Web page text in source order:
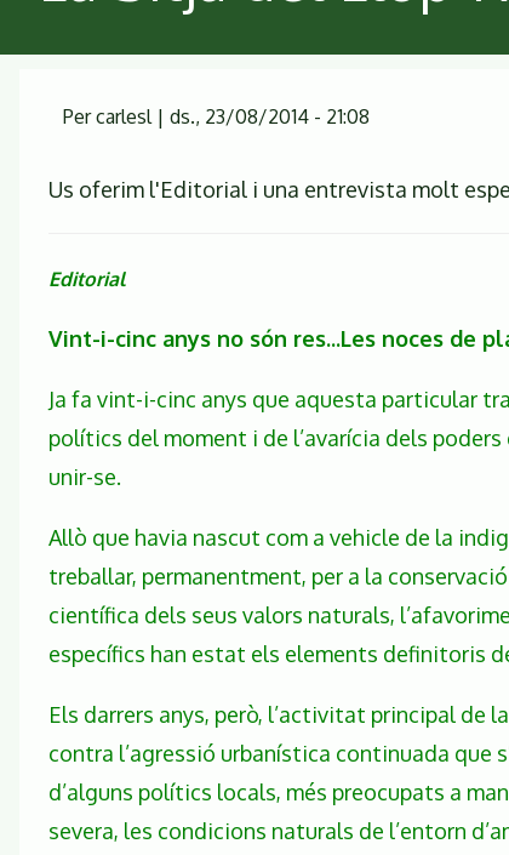
Percarlesl | ds., 23/08/2014 - 21:08
Us oferim l'Editorial i una entrevista molt
Editorial
Vint-i-cinc anys no són res...Les noces de
Ja fa vint-i-cinc anys que aquesta particular
polítics del moment i de l’avarícia dels
unir-se.
Allò que havia nascut com a vehicle de la
treballar, permanentment, per a la
científica dels seus valors naturals,
específics han estat els elements definitoris
Els darrers anys, però, l’activitat principal de
contra l’agressió urbanística continuada que
d’alguns polítics locals, més preocupats a
severa, les condicions naturals de l’entorn